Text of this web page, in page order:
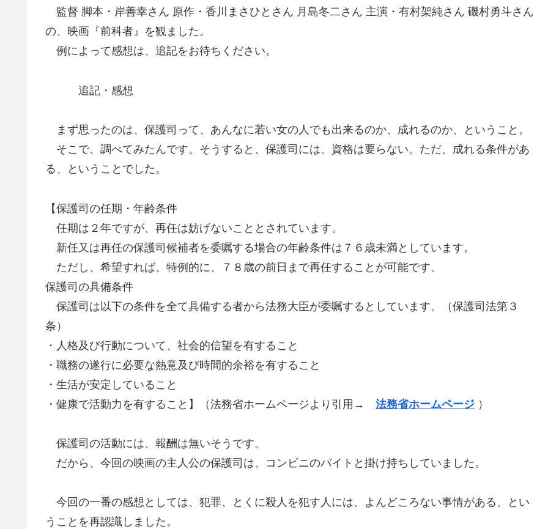
監督 脚本・岸善幸さん 原作・香川まさひとさん 月島冬二さん 主演・有村架純さん 磯村勇斗さん
の、映画『前科者』を観ました。
例によって感想は、追記をお待ちください。
追記・感想
まず思ったのは、保護司って、あんなに若い女の人でも出来るのか、成れるのか、ということ。
そこで、調べてみたんです。そうすると、保護司には、資格は要らない。ただ、成れる条件があ
る、ということでした。
【保護司の任期・年齢条件
任期は２年ですが、再任は妨げないこととされています。
新任又は再任の保護司候補者を委嘱する場合の年齢条件は７６歳未満としています。
ただし、希望すれば、特例的に、７８歳の前日まで再任することが可能です。
保護司の具備条件
保護司は以下の条件を全て具備する者から法務大臣が委嘱するとしています。（保護司法第３
条）
・人格及び行動について、社会的信望を有すること
・職務の遂行に必要な熱意及び時間的余裕を有すること
・生活が安定していること
・健康で活動力を有すること】（法務省ホームページより引用→ 法務省ホームページ ）
保護司の活動には、報酬は無いそうです。
だから、今回の映画の主人公の保護司は、コンビニのバイトと掛け持ちしていました。
今回の一番の感想としては、犯罪、とくに殺人を犯す人には、よんどころない事情がある、とい
うことを再認識しました。